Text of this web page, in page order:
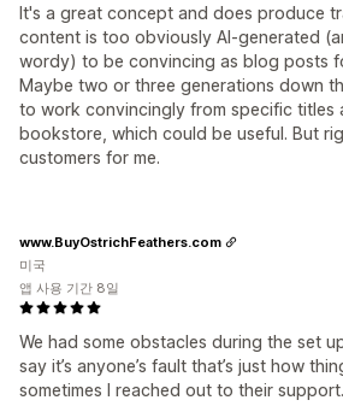
It's a great concept and does produce
content is too obviously AI-generated
wordy) to be convincing as blog posts
Maybe two or three generations down
to work convincingly from specific titles
bookstore, which could be useful. But
customers for me.
We had some obstacles during the set
say it’s anyone’s fault that’s just how
sometimes I reached out to their
www.BuyOstrichFeathers.com
미국
앱 사용 기간 8일